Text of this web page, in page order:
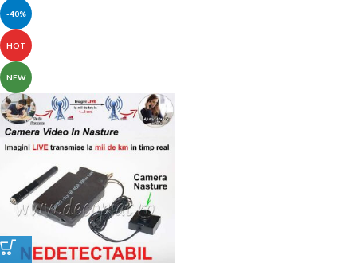
-40%
HOT
NEW